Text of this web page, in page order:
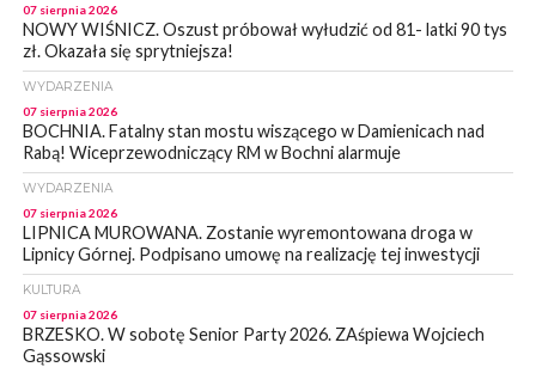
07 sierpnia 2026
NOWY WIŚNICZ. Oszust próbował wyłudzić od 81- latki 90 tys
zł. Okazała się sprytniejsza!
WYDARZENIA
07 sierpnia 2026
BOCHNIA. Fatalny stan mostu wiszącego w Damienicach nad
Rabą! Wiceprzewodniczący RM w Bochni alarmuje
WYDARZENIA
07 sierpnia 2026
LIPNICA MUROWANA. Zostanie wyremontowana droga w
Lipnicy Górnej. Podpisano umowę na realizację tej inwestycji
KULTURA
07 sierpnia 2026
BRZESKO. W sobotę Senior Party 2026. ZAśpiewa Wojciech
Gąssowski